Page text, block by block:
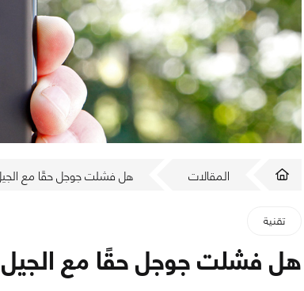
المقالات هل فشلت جوجل حقًا مع
تقنية
هل فشلت جوجل حقًا مع